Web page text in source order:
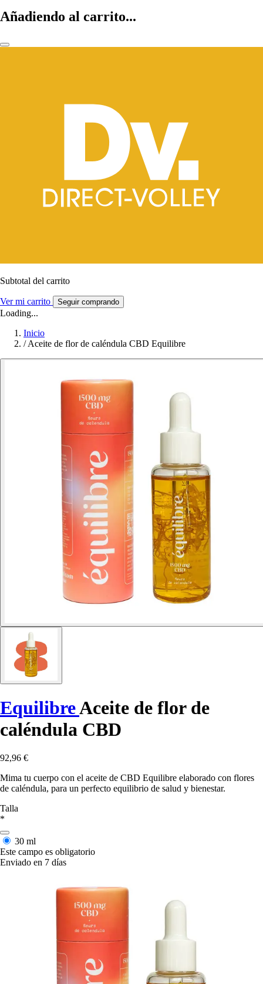
Añadiendo al carrito...
Subtotal del carrito
Ver mi carrito Seguir comprando
Loading...
Inicio
/ Aceite de flor de caléndula CBD Equilibre
EquilibreAceite de flor de
caléndula CBD
92,96 €
Mima tu cuerpo con el aceite de CBD Equilibre elaborado con flores
de caléndula, para un perfecto equilibrio de salud y bienestar.
Talla
*
30 ml
Este campo es obligatorio
Enviado en 7 días